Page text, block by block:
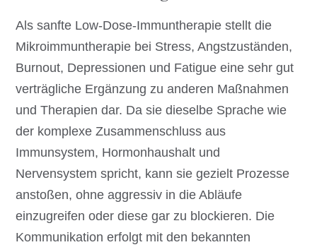
Als sanfte Low-Dose-Immuntherapie stellt die
Mikroimmuntherapie bei Stress, Angstzuständen,
Burnout, Depressionen und Fatigue eine sehr gut
verträgliche Ergänzung zu anderen Maßnahmen
und Therapien dar. Da sie dieselbe Sprache wie
der komplexe Zusammenschluss aus
Immunsystem, Hormonhaushalt und
Nervensystem spricht, kann sie gezielt Prozesse
anstoßen, ohne aggressiv in die Abläufe
einzugreifen oder diese gar zu blockieren. Die
Kommunikation erfolgt mit den bekannten